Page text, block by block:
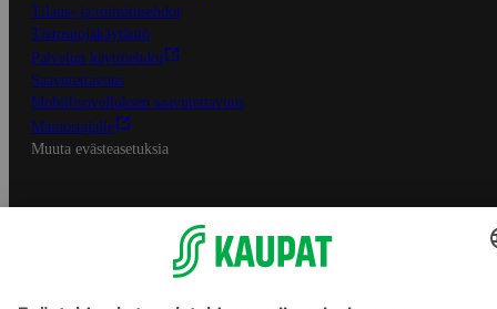
Tilaus- ja toimitusehdot
Tietosuojakäytäntö
Palvelun käyttöehdot
Saavutettavuus
Mobiilisovelluksen saavutettavuus
Mainostajalle
Muuta evästeasetuksia
S-ryhmän palvelut